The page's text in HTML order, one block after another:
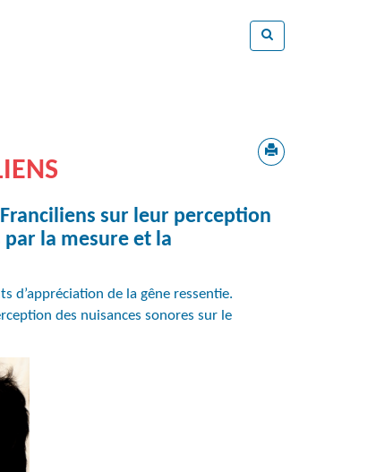
sur leur perception
la mesure et la
d’appréciation de la gêne ressentie.
des nuisances sonores sur le